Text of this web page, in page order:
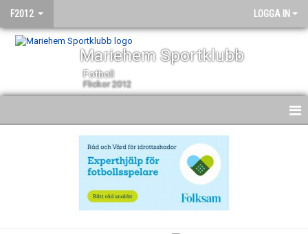
F2012 LOGGA IN
Mariehem Sportklubb
Fotboll
Flickor 2012